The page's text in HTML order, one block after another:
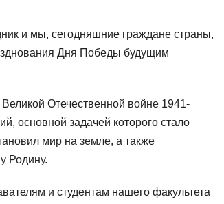
и мы, сегодняшние граждане страны,
Дня Победы будущим
Отечественной войне 1941-
основной задачей которого стало
мир на земле, а также
Родину.
и студентам нашего факультета